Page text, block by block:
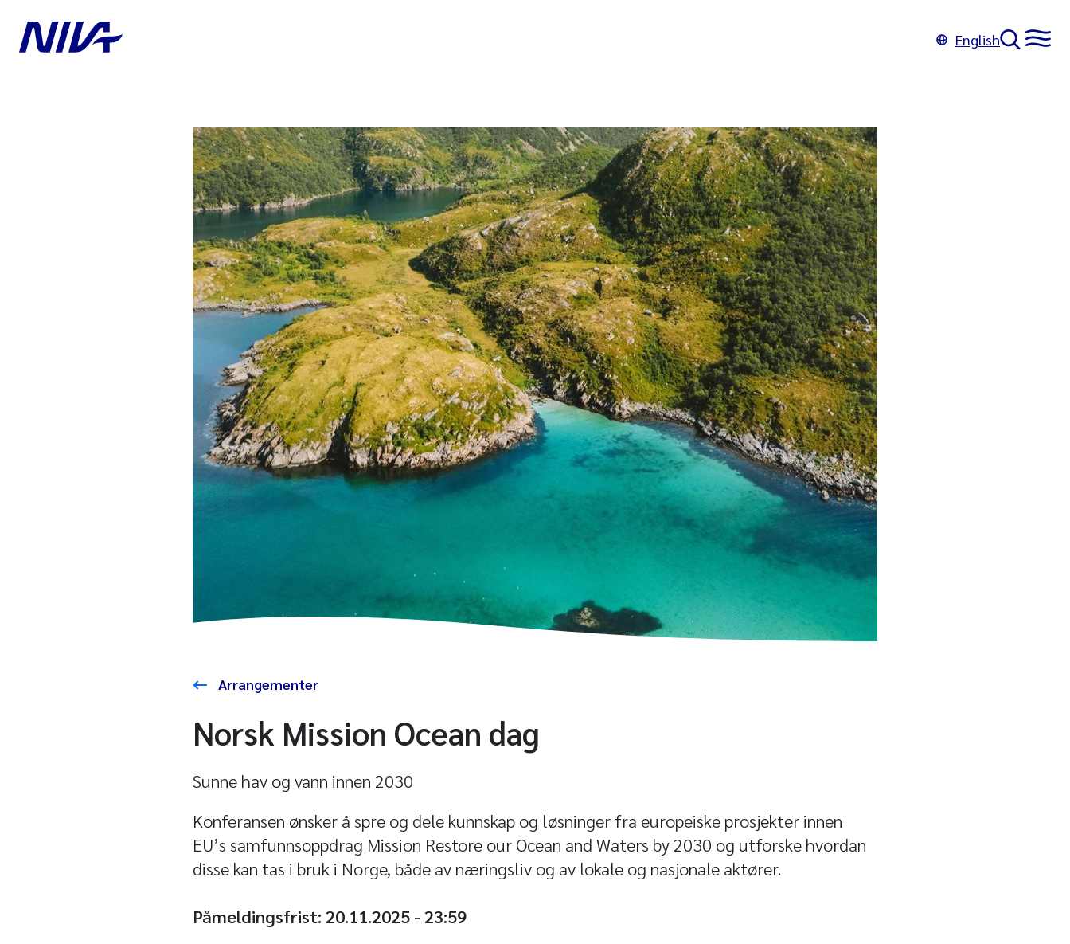
English
Arrangementer
Norsk Mission Ocean dag
Sunne hav og vann innen 2030
Konferansen ønsker å spre og dele kunnskap og løsninger fra europeiske prosjekter innen
EU’s samfunnsoppdrag Mission Restore our Ocean and Waters by 2030 og utforske hvordan
disse kan tas i bruk i Norge, både av næringsliv og av lokale og nasjonale aktører.
Påmeldingsfrist: 20.11.2025 - 23:59